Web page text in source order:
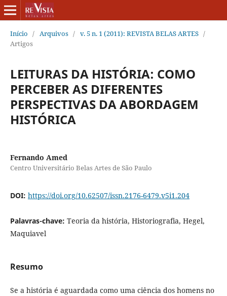
Início / Arquivos / v. 5 n. 1 (2011): REVISTA BELAS ARTES /
Artigos
LEITURAS DA HISTÓRIA: COMO
PERCEBER AS DIFERENTES
PERSPECTIVAS DA ABORDAGEM
HISTÓRICA
Fernando Amed
Centro Universitário Belas Artes de São Paulo
DOI: https://doi.org/10.62507/issn.2176-6479.v5i1.204
Palavras-chave: Teoria da história, Historiografia, Hegel,
Maquiavel
Resumo
Se a história é aguardada como uma ciência dos homens no